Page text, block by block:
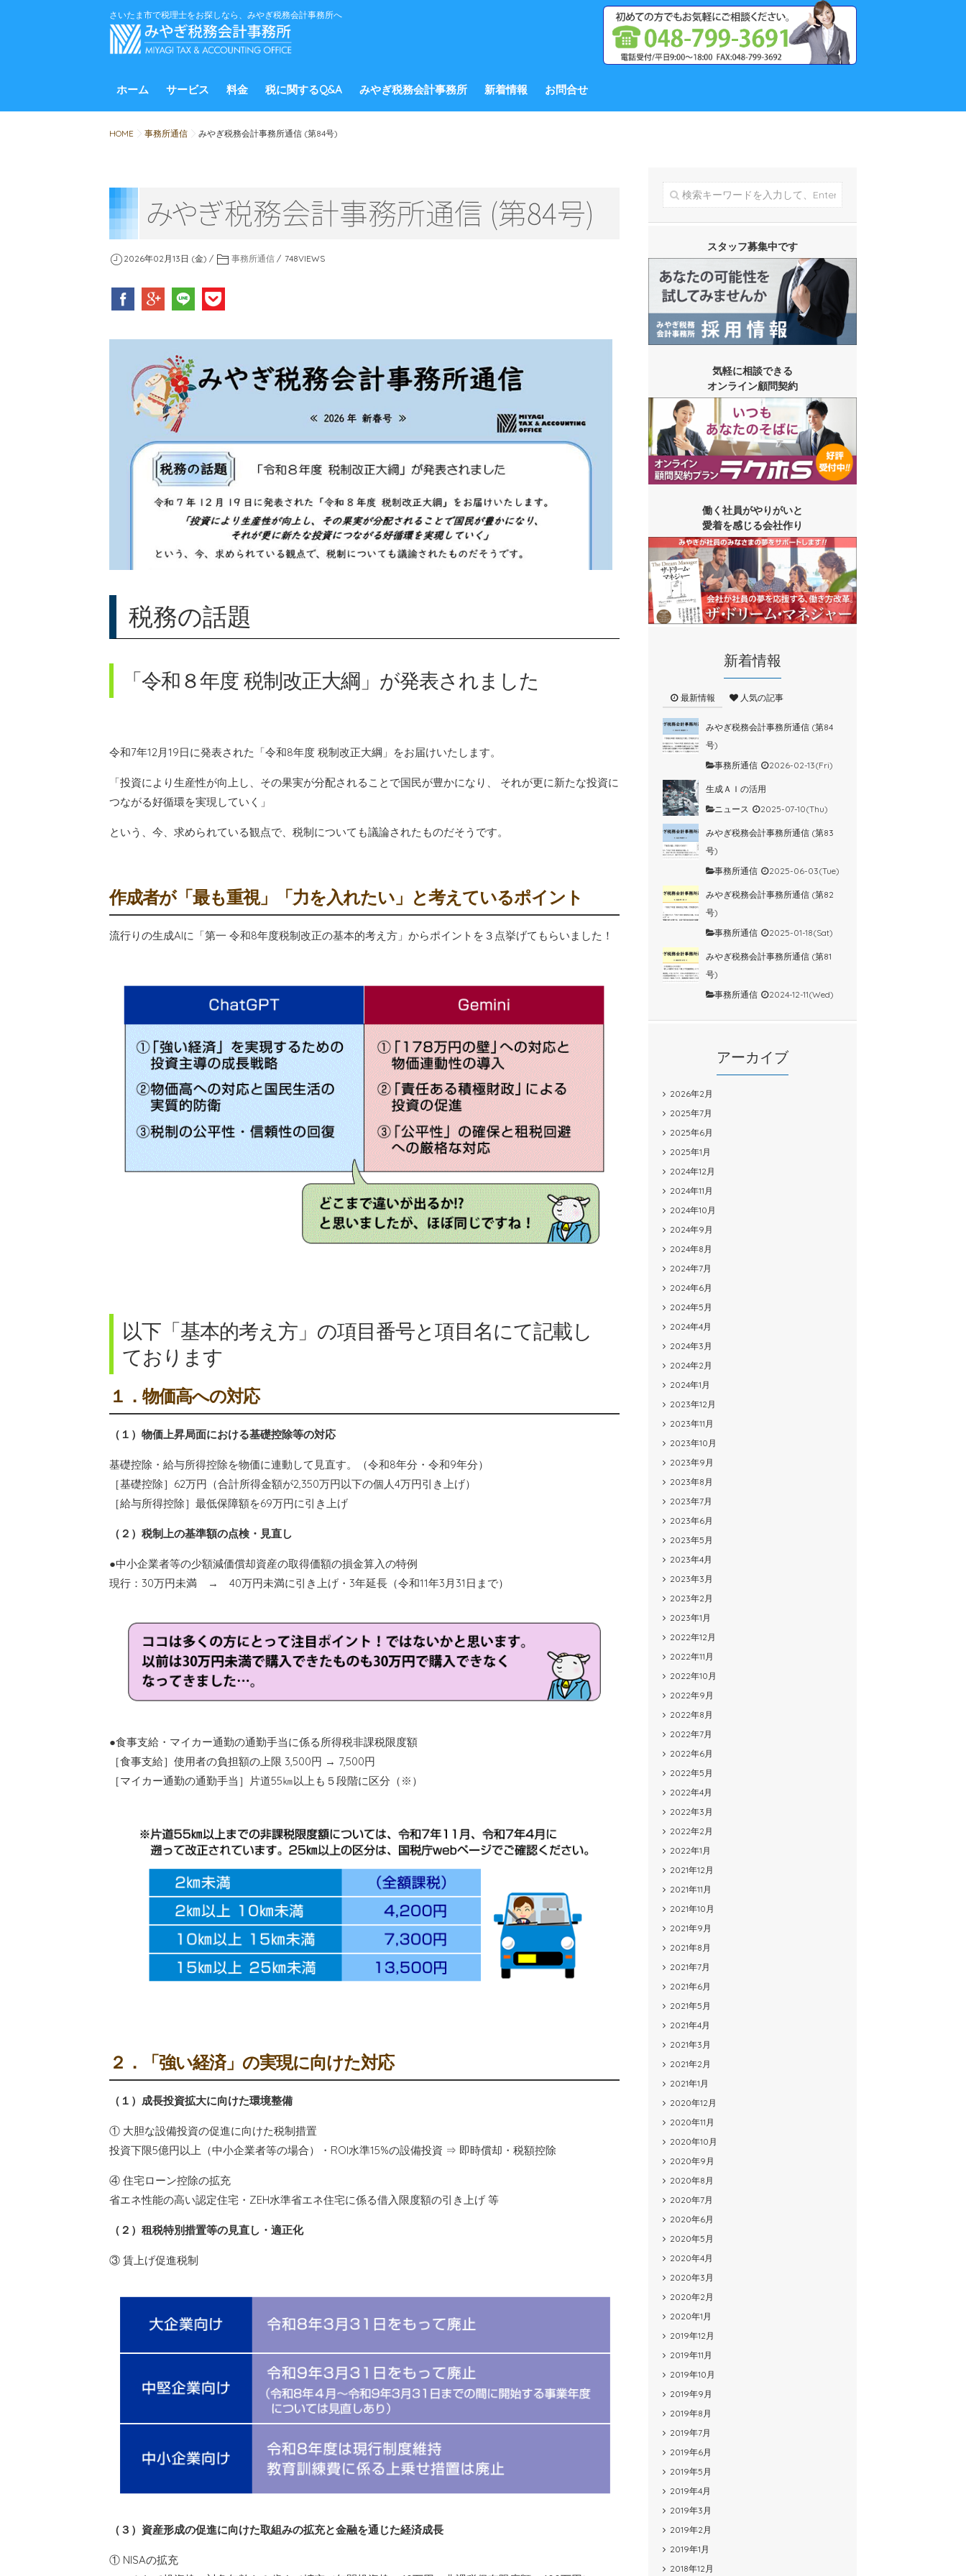
さいたま市で税理士をお探しなら、みやぎ税務会計事務所へ
ホーム サービス 料金 税に関するQ&A みやぎ税務会計事務所 新着情報 お問合せ
HOME 事務所通信 みやぎ税務会計事務所通信 (第84号)
みやぎ税務会計事務所通信 (第84号)
2026年02月13日 (金) 事務所通信 748VIEWS
税務の話題
「令和８年度 税制改正大綱」が発表されました
令和7年12月19日に発表された「令和8年度 税制改正大綱」をお届けいたします。
「投資により生産性が向上し、その果実が分配されることで国民が豊かになり、 それが更に新たな投資に
つながる好循環を実現していく」
という、今、求められている観点で、税制についても議論されたものだそうです。
作成者が「最も重視」「力を入れたい」と考えているポイント
流行りの生成AIに「第一 令和8年度税制改正の基本的考え方」からポイントを３点挙げてもらいました！
以下「基本的考え方」の項目番号と項目名にて記載し
ております
１．物価高への対応
（１）物価上昇局面における基礎控除等の対応
基礎控除・給与所得控除を物価に連動して見直す。（令和8年分・令和9年分）
［基礎控除］62万円（合計所得金額が2,350万円以下の個人4万円引き上げ）
［給与所得控除］最低保障額を69万円に引き上げ
（２）税制上の基準額の点検・見直し
●中小企業者等の少額減価償却資産の取得価額の損金算入の特例
現行：30万円未満 → 40万円未満に引き上げ・3年延長（令和11年3月31日まで）
●食事支給・マイカー通勤の通勤手当に係る所得税非課税限度額
［食事支給］使用者の負担額の上限 3,500円 → 7,500円
［マイカー通勤の通勤手当］片道55㎞以上も５段階に区分（※）
２．「強い経済」の実現に向けた対応
（１）成長投資拡大に向けた環境整備
① 大胆な設備投資の促進に向けた税制措置
投資下限5億円以上（中小企業者等の場合）・ROI水準15%の設備投資 ⇒ 即時償却・税額控除
④ 住宅ローン控除の拡充
省エネ性能の高い認定住宅・ZEH水準省エネ住宅に係る借入限度額の引き上げ 等
（２）租税特別措置等の見直し・適正化
③ 賃上げ促進税制
（３）資産形成の促進に向けた取組みの拡充と金融を通じた経済成長
① NISAの拡充
スタッフ募集中です
気軽に相談できる
オンライン顧問契約
働く社員がやりがいと
愛着を感じる会社作り
新着情報
最新情報 人気の記事
みやぎ税務会計事務所通信 (第84
号)
事務所通信
2026-02-13(Fri)
生成ＡＩの活用
ニュース
2025-07-10(Thu)
みやぎ税務会計事務所通信 (第83
号)
事務所通信
2025-06-03(Tue)
みやぎ税務会計事務所通信 (第82
号)
事務所通信
2025-01-18(Sat)
みやぎ税務会計事務所通信 (第81
号)
事務所通信
2024-12-11(Wed)
アーカイブ
2026年2月
2025年7月
2025年6月
2025年1月
2024年12月
2024年11月
2024年10月
2024年9月
2024年8月
2024年7月
2024年6月
2024年5月
2024年4月
2024年3月
2024年2月
2024年1月
2023年12月
2023年11月
2023年10月
2023年9月
2023年8月
2023年7月
2023年6月
2023年5月
2023年4月
2023年3月
2023年2月
2023年1月
2022年12月
2022年11月
2022年10月
2022年9月
2022年8月
2022年7月
2022年6月
2022年5月
2022年4月
2022年3月
2022年2月
2022年1月
2021年12月
2021年11月
2021年10月
2021年9月
2021年8月
2021年7月
2021年6月
2021年5月
2021年4月
2021年3月
2021年2月
2021年1月
2020年12月
2020年11月
2020年10月
2020年9月
2020年8月
2020年7月
2020年6月
2020年5月
2020年4月
2020年3月
2020年2月
2020年1月
2019年12月
2019年11月
2019年10月
2019年9月
2019年8月
2019年7月
2019年6月
2019年5月
2019年4月
2019年3月
2019年2月
2019年1月
2018年12月